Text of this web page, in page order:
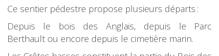
Ce sentier pédestre propose plusieurs départs :
Depuis le bois des Anglais, depuis le Parc
Berthault ou encore depuis le cimetière marin.